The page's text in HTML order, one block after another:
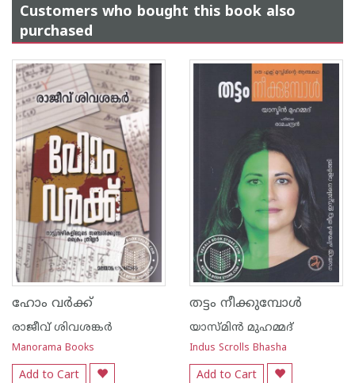
Customers who bought this book also
purchased
ഹോം വര്‍ക്ക്
രാജീവ് ശിവശങ്കര്‍
Manorama Books
Add to Cart
തട്ടം നീക്കുമ്പോൾ
യാസ്മിൻ മുഹമ്മദ്
Indus Scrolls Bhasha
Add to Cart